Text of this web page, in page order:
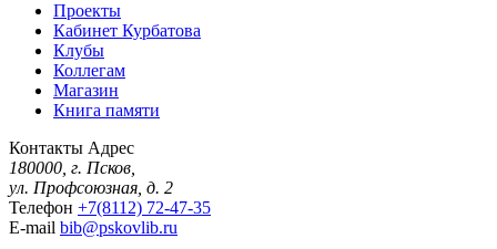
Проекты
Кабинет Курбатова
Клубы
Коллегам
Магазин
Книга памяти
Контакты Адрес
180000, г. Псков,
ул. Профсоюзная, д. 2
Телефон +7(8112) 72-47-35
E-mail bib@pskovlib.ru